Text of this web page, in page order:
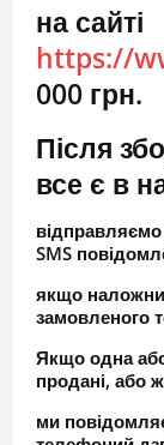
на сайті
https://
000 грн.
Після
все є в
SMS
якщо
замовленого
Якщо одна
продані, або
ми